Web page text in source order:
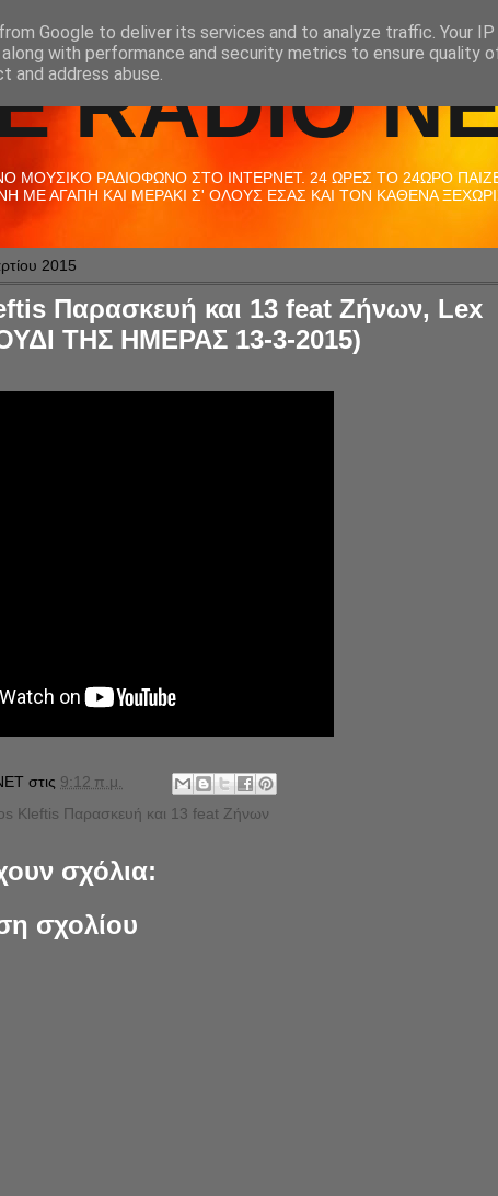
RADIO
ΜΟΥΣΙΚΟ ΡΑΔΙΟΦΩΝΟ ΣΤΟ ΙΝΤΕΡΝΕΤ. 24 ΩΡΕΣ ΤΟ 24ΩΡΟ
ΜΕ ΑΓΑΠΗ ΚΑΙ ΜΕΡΑΚΙ Σ' ΟΛΟΥΣ ΕΣΑΣ ΚΑΙ ΤΟΝ ΚΑΘΕΝΑ
2015
Παρασκευή και 13 feat Ζήνων, Lex
ΤΗΣ ΗΜΕΡΑΣ 13-3-2015)
στις 9:12 π.μ.
Kleftis Παρασκευή και 13 feat Ζήνων
σχόλια:
σχολίου
Google to deliver its services and to analyze traffic. Your
with performance and security metrics to ensure quality
address abuse.